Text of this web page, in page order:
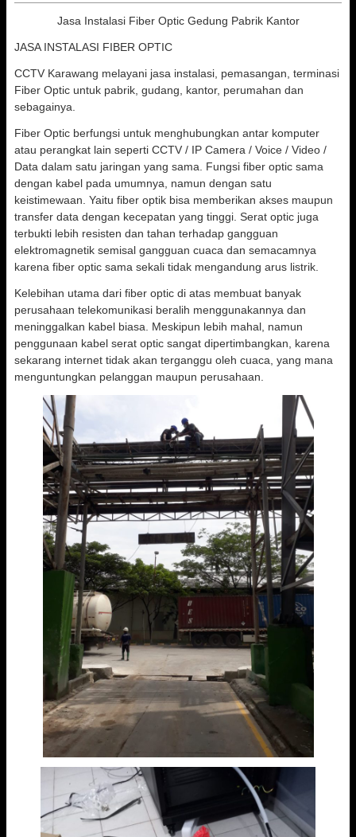
Jasa Instalasi Fiber Optic Gedung Pabrik Kantor
JASA INSTALASI FIBER OPTIC
CCTV Karawang melayani jasa instalasi, pemasangan, terminasi
Fiber Optic untuk pabrik, gudang, kantor, perumahan dan
sebagainya.
Fiber Optic berfungsi untuk menghubungkan antar komputer
atau perangkat lain seperti CCTV / IP Camera / Voice / Video /
Data dalam satu jaringan yang sama. Fungsi fiber optic sama
dengan kabel pada umumnya, namun dengan satu
keistimewaan. Yaitu fiber optik bisa memberikan akses maupun
transfer data dengan kecepatan yang tinggi. Serat optic juga
terbukti lebih resisten dan tahan terhadap gangguan
elektromagnetik semisal gangguan cuaca dan semacamnya
karena fiber optic sama sekali tidak mengandung arus listrik.
Kelebihan utama dari fiber optic di atas membuat banyak
perusahaan telekomunikasi beralih menggunakannya dan
meninggalkan kabel biasa. Meskipun lebih mahal, namun
penggunaan kabel serat optic sangat dipertimbangkan, karena
sekarang internet tidak akan terganggu oleh cuaca, yang mana
menguntungkan pelanggan maupun perusahaan.